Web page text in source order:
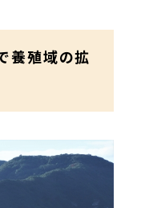
養殖域の拡